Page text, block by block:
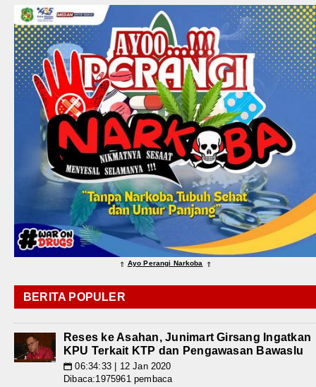
⇑ Ayo Perangi Narkoba ⇑
BERITA POPULER
Reses ke Asahan, Junimart Girsang Ingatkan
KPU Terkait KTP dan Pengawasan Bawaslu
📅 06:34:33 | 12 Jan 2020
Dibaca:1975961 pembaca